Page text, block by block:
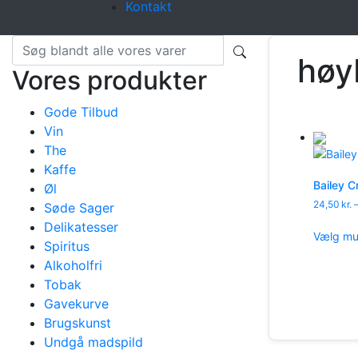
Kontakt
Vores produkter
Gode Tilbud
Vin
The
Kaffe
Øl
Søde Sager
Delikatesser
Spiritus
Alkoholfri
Tobak
Gavekurve
Brugskunst
Undgå madspild
Bailey
24,50 kr. –
Vælg